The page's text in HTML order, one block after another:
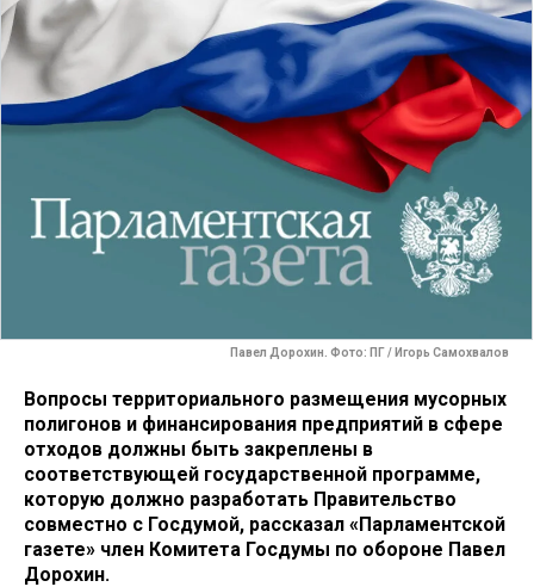
Павел Дорохин. Фото: ПГ / Игорь Самохвалов
Вопросы территориального размещения мусорных
полигонов и финансирования предприятий в сфере
отходов должны быть закреплены в
соответствующей государственной программе,
которую должно разработать Правительство
совместно с Госдумой, рассказал «Парламентской
газете» член Комитета Госдумы по обороне Павел
Дорохин.